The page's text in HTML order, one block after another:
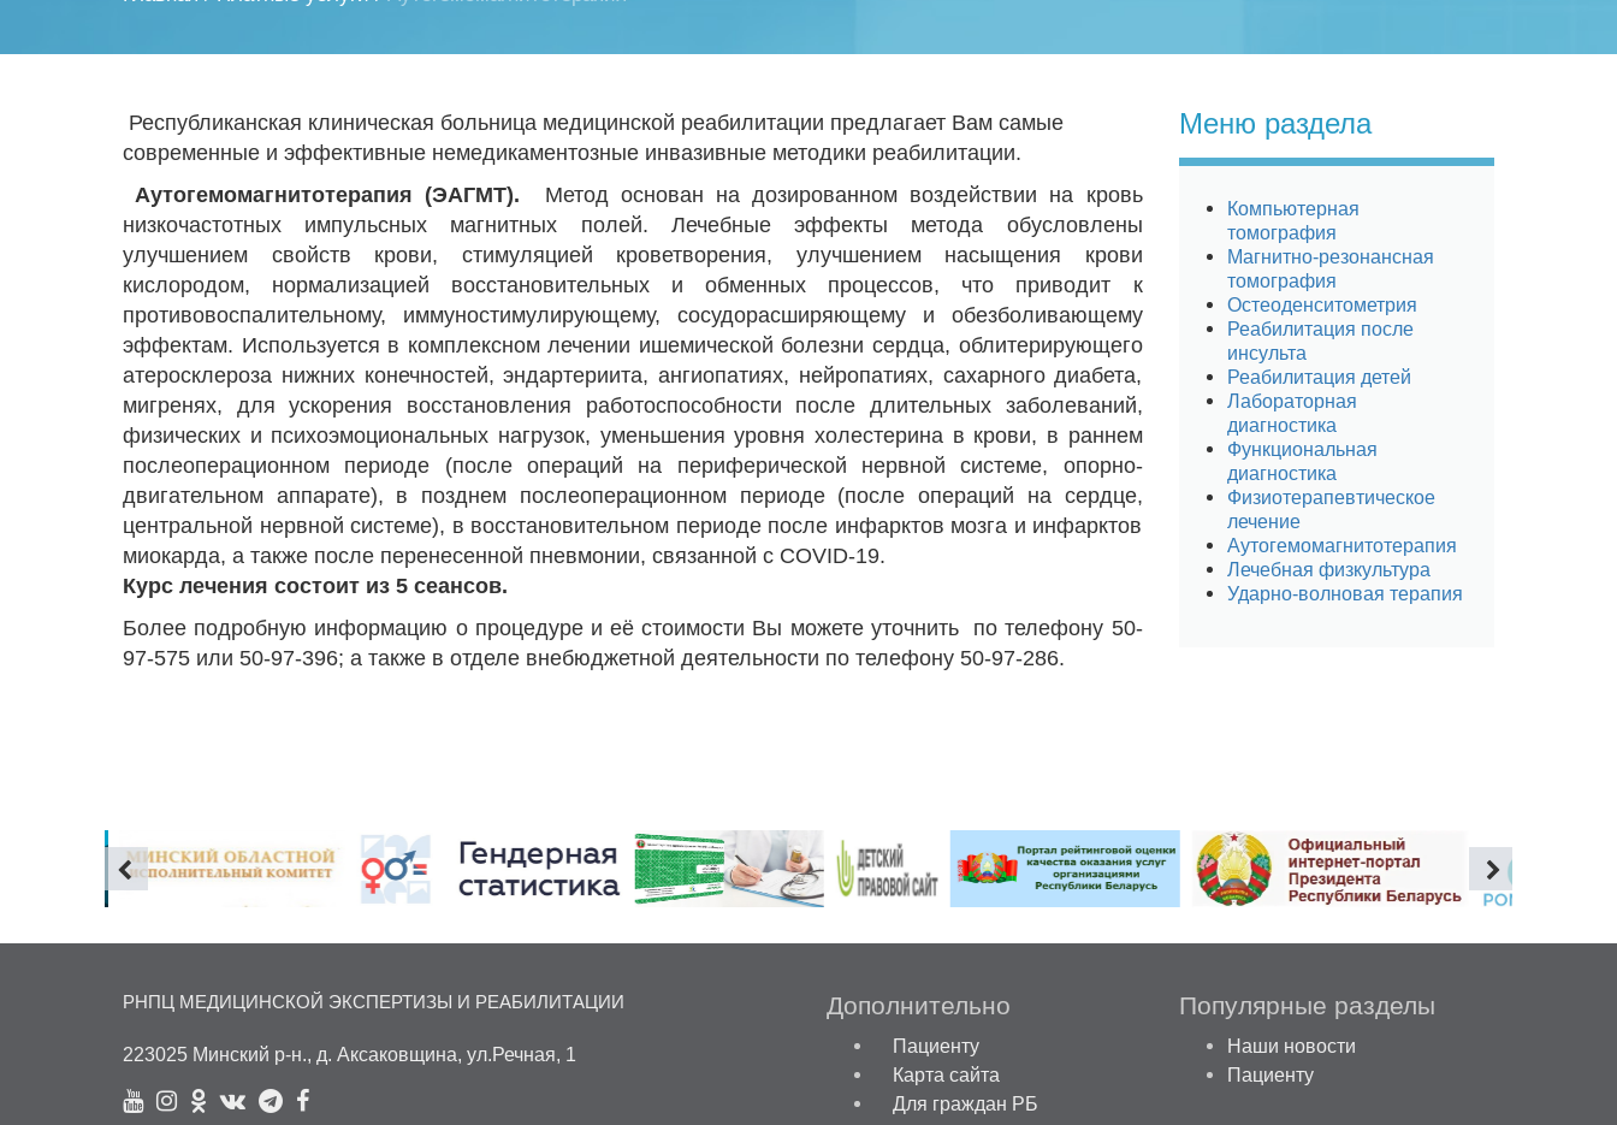
Республиканская клиническая больница медицинской реабилитации предлагает Вам самые
современные и эффективные немедикаментозные инвазивные методики реабилитации.
Аутогемомагнитотерапия (ЭАГМТ). Метод основан на дозированном воздействии на кровь
низкочастотных импульсных магнитных полей. Лечебные эффекты метода обусловлены
улучшением свойств крови, стимуляцией кроветворения, улучшением насыщения крови
кислородом, нормализацией восстановительных и обменных процессов, что приводит к
противовоспалительному, иммуностимулирующему, сосудорасширяющему и обезболивающему
эффектам. Используется в комплексном лечении ишемической болезни сердца, облитерирующего
атеросклероза нижних конечностей, эндартериита, ангиопатиях, нейропатиях, сахарного диабета,
мигренях, для ускорения восстановления работоспособности после длительных заболеваний,
физических и психоэмоциональных нагрузок, уменьшения уровня холестерина в крови, в раннем
послеоперационном периоде (после операций на периферической нервной системе, опорно-
двигательном аппарате), в позднем послеоперационном периоде (после операций на сердце,
центральной нервной системе), в восстановительном периоде после инфарктов мозга и инфарктов
миокарда, а также после перенесенной пневмонии, связанной с COVID-19.
Курс лечения состоит из 5 сеансов.
Более подробную информацию о процедуре и её стоимости Вы можете уточнить по телефону 50-
97-575 или 50-97-396; а также в отделе внебюджетной деятельности по телефону 50-97-286.
Меню раздела
Компьютерная
томография
Магнитно-резонансная
томография
Остеоденситометрия
Реабилитация после
инсульта
Реабилитация детей
Лабораторная
диагностика
Функциональная
диагностика
Физиотерапевтическое
лечение
Аутогемомагнитотерапия
Лечебная физкультура
Ударно-волновая терапия
РНПЦ МЕДИЦИНСКОЙ ЭКСПЕРТИЗЫ И РЕАБИЛИТАЦИИ
223025 Минский р-н., д. Аксаковщина, ул.Речная, 1
Дополнительно
Пациенту
Карта сайта
Для граждан РБ
Популярные разделы
Наши новости
Пациенту